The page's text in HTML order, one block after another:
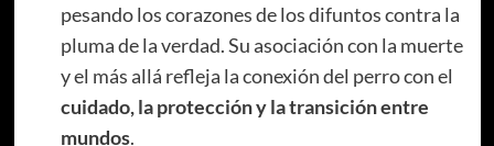
pesando los corazones de los difuntos contra la
pluma de la verdad. Su asociación con la muerte
y el más allá refleja la conexión del perro con el
cuidado, la protección y la transición entre
mundos.